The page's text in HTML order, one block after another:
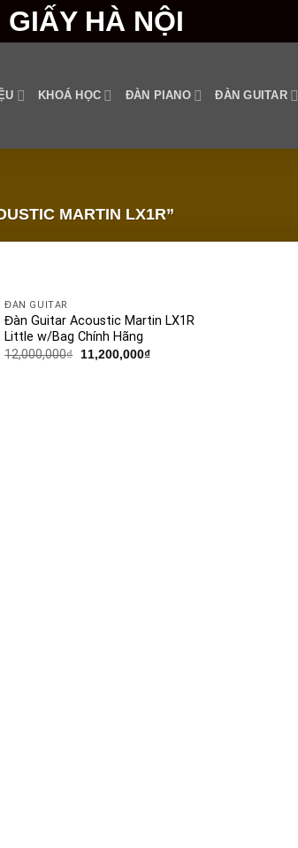
KHOÁ HỌC ĐÀN PIANO ĐÀN GUITAR
MARTIN LX1R”
Add to
ĐÀN GUITAR
Đàn Guitar Acoustic Martin LX1R
Little w/Bag Chính Hãng
12,000,000₫ 11,200,000₫